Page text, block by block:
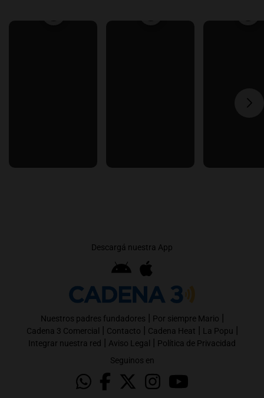
Descargá nuestra App
Nuestros padres fundadores | Por siempre Mario |
Cadena 3 Comercial | Contacto | Cadena Heat | La Popu |
Integrar nuestra red | Aviso Legal | Política de Privacidad
Seguinos en